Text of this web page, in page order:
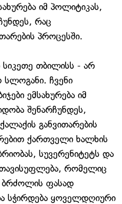
იმ პოლიტიკას,
რაც
პროცესში.
თბილისს - არ
ჩვენი
ემსახურება იმ
შენარჩუნდეს,
განვითარების
ქართველი ხალხის
სუვერენიტეტს და
რომელიც
ბრძოლის ფასად
სჭირდება ყოველდღიური